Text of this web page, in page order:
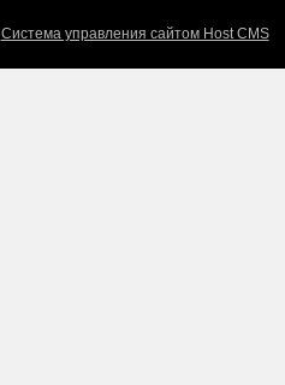
Система управления сайтом Host CMS